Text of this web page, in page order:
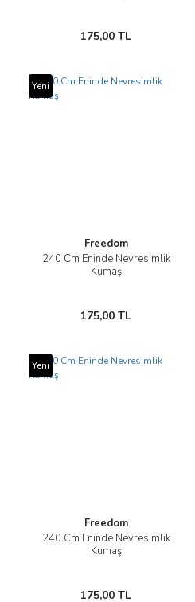
175,00 TL
Yeni
Freedom
240 Cm Eninde Nevresimlik
Kumaş
175,00 TL
Yeni
Freedom
240 Cm Eninde Nevresimlik
Kumaş
175,00 TL